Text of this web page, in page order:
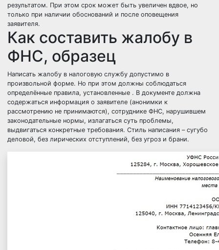
результатом. При этом срок может быть увеличен вдвое, но
только при наличии обоснований и после оповещения
заявителя.
Как составить жалобу в
ФНС, образец
Написать жалобу в налоговую службу допустимо в
произвольной форме. Но при этом должны соблюдаться
определённые правила, установленные . В документе должна
содержаться информация о заявителе (анонимки к
рассмотрению не принимаются), сотруднике ФНС, нарушившем
законодательные нормы, излагаться суть проблемы,
выдвигаться конкретные требования. Стиль написания – сугубо
деловой, без лирических отступлений, без угроз и брани.